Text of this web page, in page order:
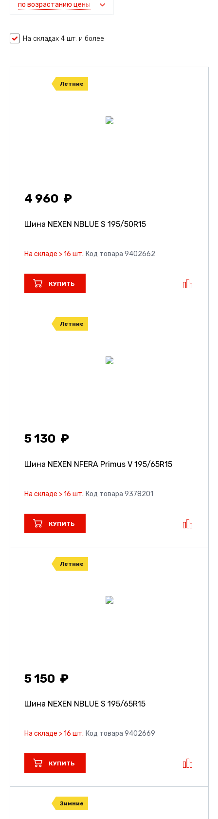
по возрастанию цены
На складах 4 шт. и более
Летние
4 960
Шина NEXEN NBLUE S 195/50R15
На складе > 16 шт. Код товара 9402662
КУПИТЬ
Летние
5 130
Шина NEXEN NFERA Primus V 195/65R15
На складе > 16 шт. Код товара 9378201
КУПИТЬ
Летние
5 150
Шина NEXEN NBLUE S 195/65R15
На складе > 16 шт. Код товара 9402669
КУПИТЬ
Зимние